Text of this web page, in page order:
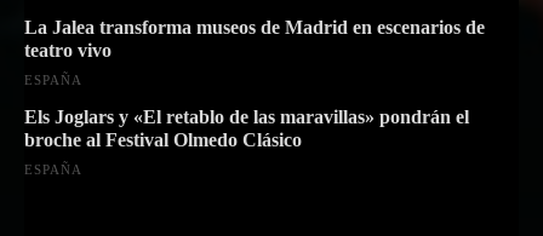
La Jalea transforma museos de Madrid en escenarios de
teatro vivo
ESPAÑA
Els Joglars y «El retablo de las maravillas» pondrán el
broche al Festival Olmedo Clásico
ESPAÑA